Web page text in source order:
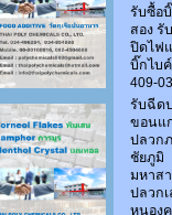
รับซื้อ
สอง รั
ปิดไฟ
บิ๊กไบค์
409-
รับฉีด
ขอนแ
ปลวก
ชัยภูมิ
มหาส
ปลวกเ
หนอง